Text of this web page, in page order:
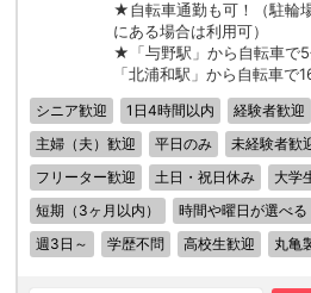
★自転車通勤も可！（駐輪
にある場合は利用可）
★「与野駅」から自転車で
「北浦和駅」から自転車で
シニア歓迎 1日4時間以内 経験者歓迎
主婦（夫）歓迎
平日のみ 未経験者歓
フリーター歓迎
土日・祝日休み 大学
短期（3ヶ月以内）
時間や曜日が選べる
週3日～
学歴不問 高校生歓迎 丸亀